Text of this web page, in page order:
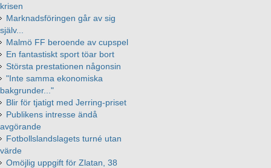
krisen
Marknadsföringen går av sig
själv...
Malmö FF beroende av cupspel
En fantastiskt sport töar bort
Största prestationen någonsin
"Inte samma ekonomiska
bakgrunder..."
Blir för tjatigt med Jerring-priset
Publikens intresse ändå
avgörande
Fotbollslandslagets turné utan
värde
Omöjlig uppgift för Zlatan, 38